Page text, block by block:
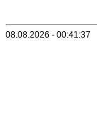
08.08.2026 - 00:41:37